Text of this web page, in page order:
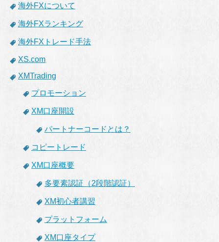
海外FXについて
海外FXランキング
海外FXトレード手法
XS.com
XMTrading
プロモーション
XM口座開設
パートナーコードとは？
コピートレード
XM口座概要
多要素認証（2段階認証）
XM初心者講習
プラットフォーム
XM口座タイプ